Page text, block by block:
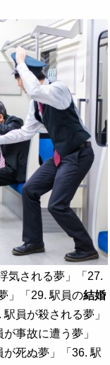
気される夢」「27.
」「29. 駅員の結婚
員が殺される夢」
事故に遭う夢」
が死ぬ夢」「36. 駅